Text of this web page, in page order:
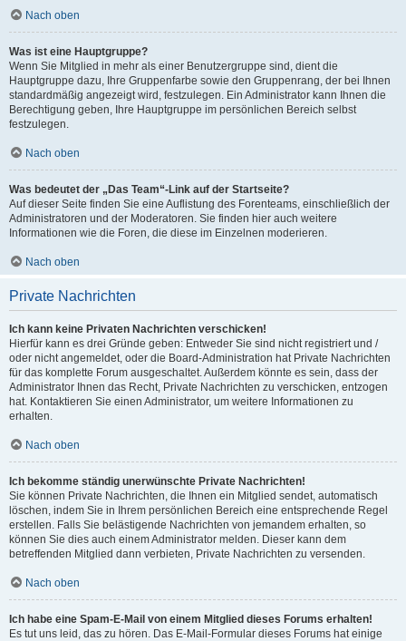
Nach oben
Was ist eine Hauptgruppe?
Wenn Sie Mitglied in mehr als einer Benutzergruppe sind, dient die
Hauptgruppe dazu, Ihre Gruppenfarbe sowie den Gruppenrang, der bei Ihnen
standardmäßig angezeigt wird, festzulegen. Ein Administrator kann Ihnen die
Berechtigung geben, Ihre Hauptgruppe im persönlichen Bereich selbst
festzulegen.
Nach oben
Was bedeutet der „Das Team“-Link auf der Startseite?
Auf dieser Seite finden Sie eine Auflistung des Forenteams, einschließlich der
Administratoren und der Moderatoren. Sie finden hier auch weitere
Informationen wie die Foren, die diese im Einzelnen moderieren.
Nach oben
Private Nachrichten
Ich kann keine Privaten Nachrichten verschicken!
Hierfür kann es drei Gründe geben: Entweder Sie sind nicht registriert und /
oder nicht angemeldet, oder die Board-Administration hat Private Nachrichten
für das komplette Forum ausgeschaltet. Außerdem könnte es sein, dass der
Administrator Ihnen das Recht, Private Nachrichten zu verschicken, entzogen
hat. Kontaktieren Sie einen Administrator, um weitere Informationen zu
erhalten.
Nach oben
Ich bekomme ständig unerwünschte Private Nachrichten!
Sie können Private Nachrichten, die Ihnen ein Mitglied sendet, automatisch
löschen, indem Sie in Ihrem persönlichen Bereich eine entsprechende Regel
erstellen. Falls Sie belästigende Nachrichten von jemandem erhalten, so
können Sie dies auch einem Administrator melden. Dieser kann dem
betreffenden Mitglied dann verbieten, Private Nachrichten zu versenden.
Nach oben
Ich habe eine Spam-E-Mail von einem Mitglied dieses Forums erhalten!
Es tut uns leid, das zu hören. Das E-Mail-Formular dieses Forums hat einige